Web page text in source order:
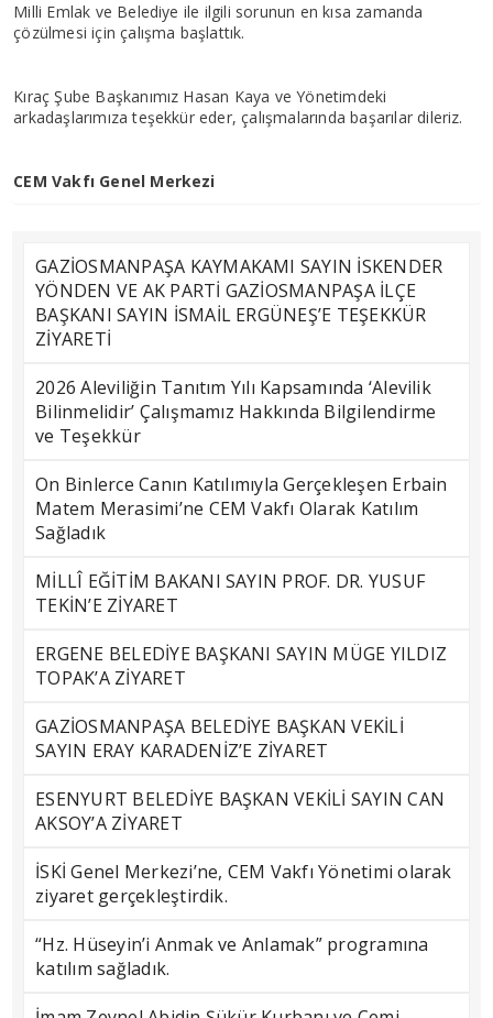
Milli Emlak ve Belediye ile ilgili sorunun en kısa zamanda
çözülmesi için çalışma başlattık.
Kıraç Şube Başkanımız Hasan Kaya ve Yönetimdeki
arkadaşlarımıza teşekkür eder, çalışmalarında başarılar dileriz.
CEM Vakfı Genel Merkezi
GAZİOSMANPAŞA KAYMAKAMI SAYIN İSKENDER
YÖNDEN VE AK PARTİ GAZİOSMANPAŞA İLÇE
BAŞKANI SAYIN İSMAİL ERGÜNEŞ’E TEŞEKKÜR
ZİYARETİ
2026 Aleviliğin Tanıtım Yılı Kapsamında ‘Alevilik
Bilinmelidir’ Çalışmamız Hakkında Bilgilendirme
ve Teşekkür
On Binlerce Canın Katılımıyla Gerçekleşen Erbain
Matem Merasimi’ne CEM Vakfı Olarak Katılım
Sağladık
MİLLÎ EĞİTİM BAKANI SAYIN PROF. DR. YUSUF
TEKİN’E ZİYARET
ERGENE BELEDİYE BAŞKANI SAYIN MÜGE YILDIZ
TOPAK’A ZİYARET
GAZİOSMANPAŞA BELEDİYE BAŞKAN VEKİLİ
SAYIN ERAY KARADENİZ’E ZİYARET
ESENYURT BELEDİYE BAŞKAN VEKİLİ SAYIN CAN
AKSOY’A ZİYARET
İSKİ Genel Merkezi’ne, CEM Vakfı Yönetimi olarak
ziyaret gerçekleştirdik.
“Hz. Hüseyin’i Anmak ve Anlamak” programına
katılım sağladık.